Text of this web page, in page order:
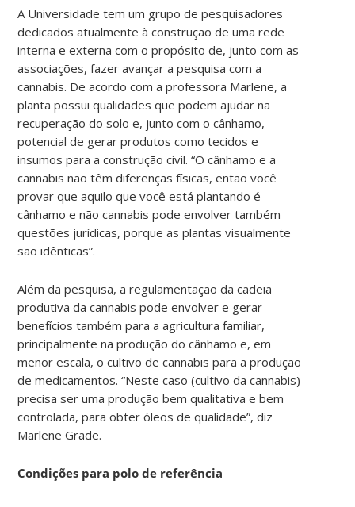
A Universidade tem um grupo de pesquisadores
dedicados atualmente à construção de uma rede
interna e externa com o propósito de, junto com as
associações, fazer avançar a pesquisa com a
cannabis. De acordo com a professora Marlene, a
planta possui qualidades que podem ajudar na
recuperação do solo e, junto com o cânhamo,
potencial de gerar produtos como tecidos e
insumos para a construção civil. “O cânhamo e a
cannabis não têm diferenças físicas, então você
provar que aquilo que você está plantando é
cânhamo e não cannabis pode envolver também
questões jurídicas, porque as plantas visualmente
são idênticas”.
Além da pesquisa, a regulamentação da cadeia
produtiva da cannabis pode envolver e gerar
benefícios também para a agricultura familiar,
principalmente na produção do cânhamo e, em
menor escala, o cultivo de cannabis para a produção
de medicamentos. “Neste caso (cultivo da cannabis)
precisa ser uma produção bem qualitativa e bem
controlada, para obter óleos de qualidade”, diz
Marlene Grade.
Condições para polo de referência